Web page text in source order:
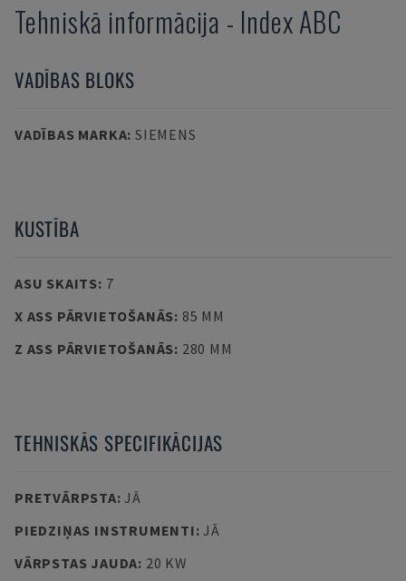
Tehniskā informācija - IndexABC
VADĪBAS BLOKS
VADĪBAS MARKA: SIEMENS
KUSTĪBA
ASU SKAITS: 7
X ASS PĀRVIETOŠANĀS: 85 MM
Z ASS PĀRVIETOŠANĀS: 280 MM
TEHNISKĀS SPECIFIKĀCIJAS
PRETVĀRPSTA:JĀ
PIEDZIŅAS INSTRUMENTI:JĀ
VĀRPSTAS JAUDA: 20 KW